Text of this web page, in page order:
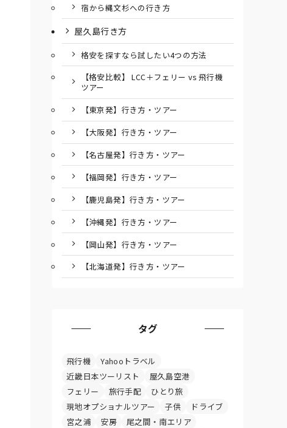
宿から縄文杉への行き方
屋久島行き方
格安を探すなら試したい4つの方法
【格安比較】 LCC＋フェリー vs 飛行機
ツアー
【東京発】行き方・ツアー
【大阪発】行き方・ツアー
【名古屋発】行き方・ツアー
【福岡発】行き方・ツアー
【鹿児島発】行き方・ツアー
【沖縄発】行き方・ツアー
【岡山発】行き方・ツアー
【北海道発】行き方・ツアー
タグ
飛行機
Yahooトラベル
近畿日本ツーリスト
屋久島空港
フェリー
旅行手配
ひとり旅
現地オプショナルツアー
子供
ドライブ
宮之浦
安房
尾之間・南エリア